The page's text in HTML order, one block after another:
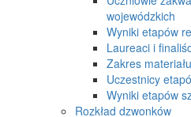
wojewódzkich
Wyniki etapów
Laureaci i
Zakres materiału
Uczestnicy
Wyniki etapów
Rozkład dzwonków